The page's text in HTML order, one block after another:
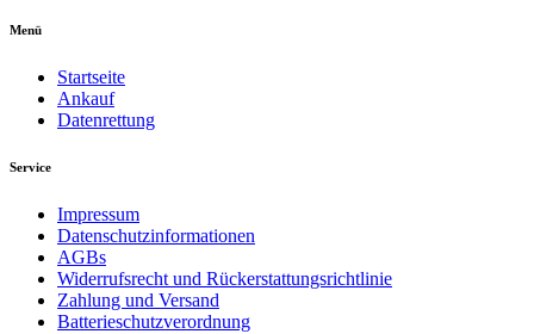
Menü
Startseite
Ankauf
Datenrettung
Service
Impressum
Datenschutzinformationen
AGBs
Widerrufsrecht und Rückerstattungsrichtlinie
Zahlung und Versand
Batterieschutzverordnung